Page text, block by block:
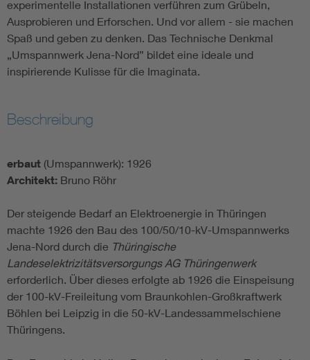
experimentelle Installationen verführen zum Grübeln,
Ausprobieren und Erforschen. Und vor allem - sie machen
Spaß und geben zu denken. Das Technische Denkmal
„Umspannwerk Jena-Nord” bildet eine ideale und
inspirierende Kulisse für die Imaginata.
Beschreibung
erbaut (Umspannwerk): 1926
Architekt: Bruno Röhr
Der steigende Bedarf an Elektroenergie in Thüringen
machte 1926 den Bau des 100/50/10-kV-Umspannwerks
Jena-Nord durch die Thüringische
Landeselektrizitätsversorgungs AG Thüringenwerk
erforderlich. Über dieses erfolgte ab 1926 die Einspeisung
der 100-kV-Freileitung vom Braunkohlen-Großkraftwerk
Böhlen bei Leipzig in die 50-kV-Landessammelschiene
Thüringens.